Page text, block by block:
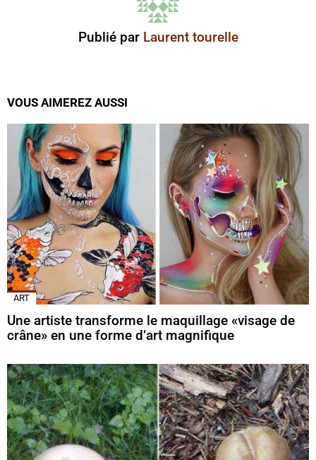
Publié par Laurent tourelle
VOUS AIMEREZ AUSSI
ART
Une artiste transforme le maquillage «visage de
crâne» en une forme d’art magnifique